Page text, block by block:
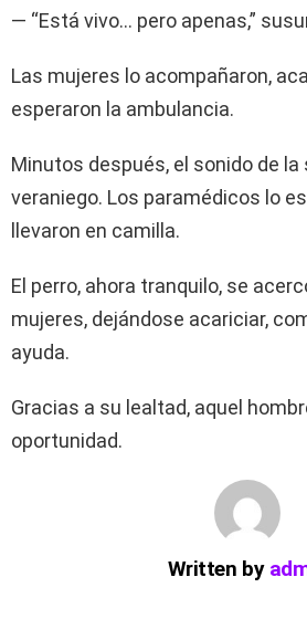
— “Está vivo… pero apenas,”
Las mujeres lo acompañaron,
esperaron la ambulancia.
Minutos después, el sonido de la
veraniego. Los paramédicos lo
llevaron en camilla.
El perro, ahora tranquilo, se
mujeres, dejándose acariciar,
ayuda.
Gracias a su lealtad, aquel
oportunidad.
Written by